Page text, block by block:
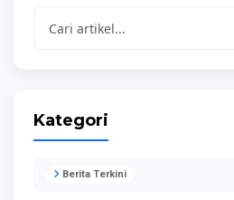
Kategori
Berita Terkini